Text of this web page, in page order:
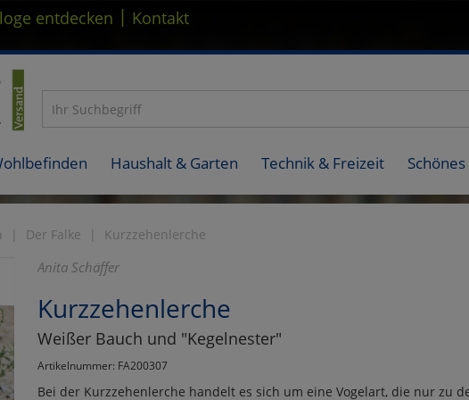
entdecken | Kontakt
Haushalt & Garten Technik & Freizeit
Der Falke Kurzzehenlerche
Anita Schäffer
Kurzzehenlerche
Weißer Bauch und "Kegelnester"
Artikelnummer: FA200307
Bei der Kurzzehenlerche handelt es sich um eine Vogelart, die nur zu